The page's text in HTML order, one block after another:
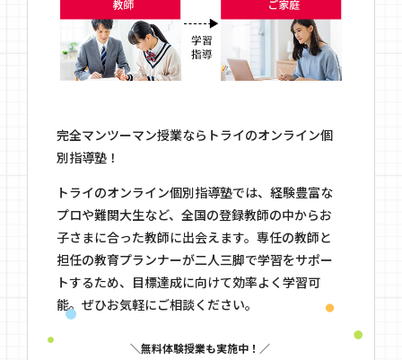
完全マンツーマン授業ならトライのオンライン個
別指導塾！
トライのオンライン個別指導塾では、経験豊富な
プロや難関大生など、全国の登録教師の中からお
子さまに合った教師に出会えます。専任の教師と
担任の教育プランナーが二人三脚で学習をサポー
トするため、目標達成に向けて効率よく学習可
能。ぜひお気軽にご相談ください。
無料体験授業も実施中！